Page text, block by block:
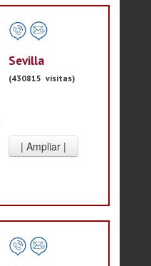
Sevilla
(430815 visitas)